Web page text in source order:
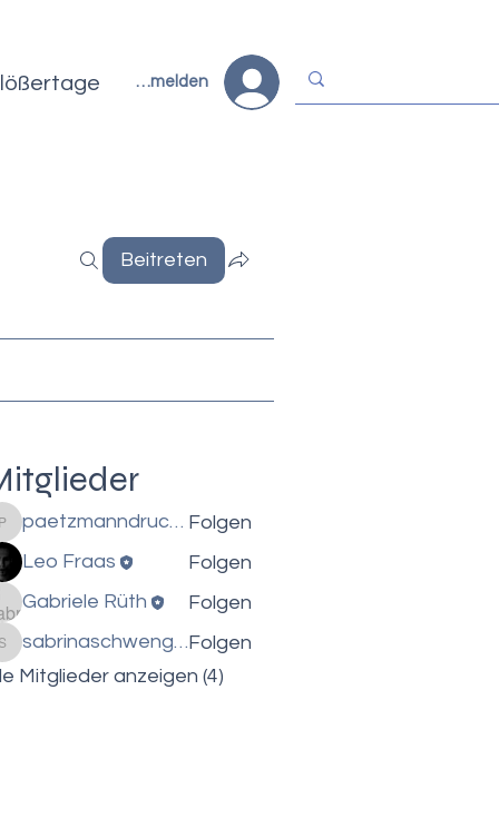
Anmelden
Beitreten
paetzmanndruck1
paetzmanndruck1 Folgen
Leo Fraas
Folgen
Gabriele Rüth
Folgen
sabrinaschwenger
sabrinaschwengerFolgen
Mitglieder anzeigen (4)